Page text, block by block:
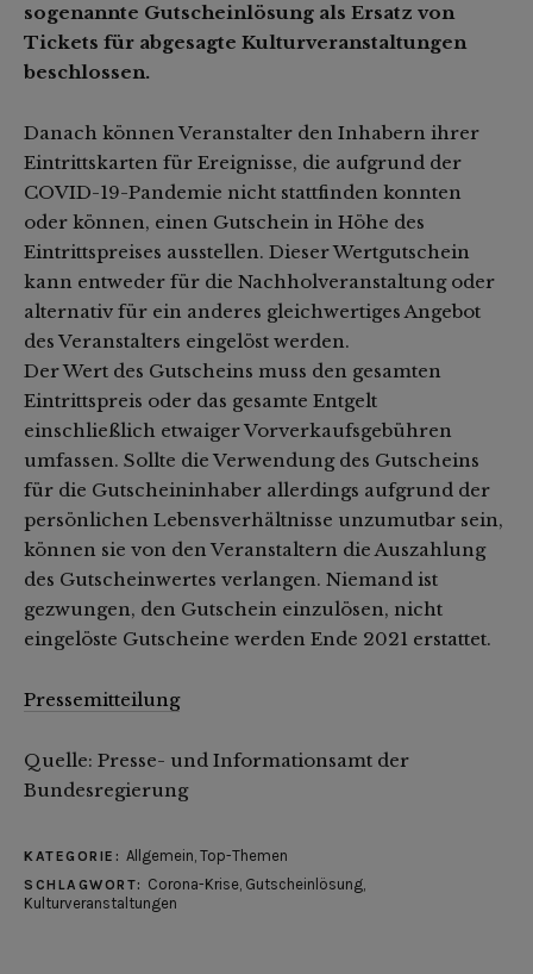
sogenannte Gutscheinlösung als Ersatz von
Tickets für abgesagte Kulturveranstaltungen
beschlossen.
Danach können Veranstalter den Inhabern ihrer
Eintrittskarten für Ereignisse, die aufgrund der
COVID-19-Pandemie nicht stattfinden konnten
oder können, einen Gutschein in Höhe des
Eintrittspreises ausstellen. Dieser Wertgutschein
kann entweder für die Nachholveranstaltung oder
alternativ für ein anderes gleichwertiges Angebot
des Veranstalters eingelöst werden.
Der Wert des Gutscheins muss den gesamten
Eintrittspreis oder das gesamte Entgelt
einschließlich etwaiger Vorverkaufsgebühren
umfassen. Sollte die Verwendung des Gutscheins
für die Gutscheininhaber allerdings aufgrund der
persönlichen Lebensverhältnisse unzumutbar sein,
können sie von den Veranstaltern die Auszahlung
des Gutscheinwertes verlangen. Niemand ist
gezwungen, den Gutschein einzulösen, nicht
eingelöste Gutscheine werden Ende 2021 erstattet.
Pressemitteilung
Quelle: Presse- und Informationsamt der
Bundesregierung
KATEGORIE: Allgemein, Top-Themen
SCHLAGWORT: Corona-Krise, Gutscheinlösung,
Kulturveranstaltungen